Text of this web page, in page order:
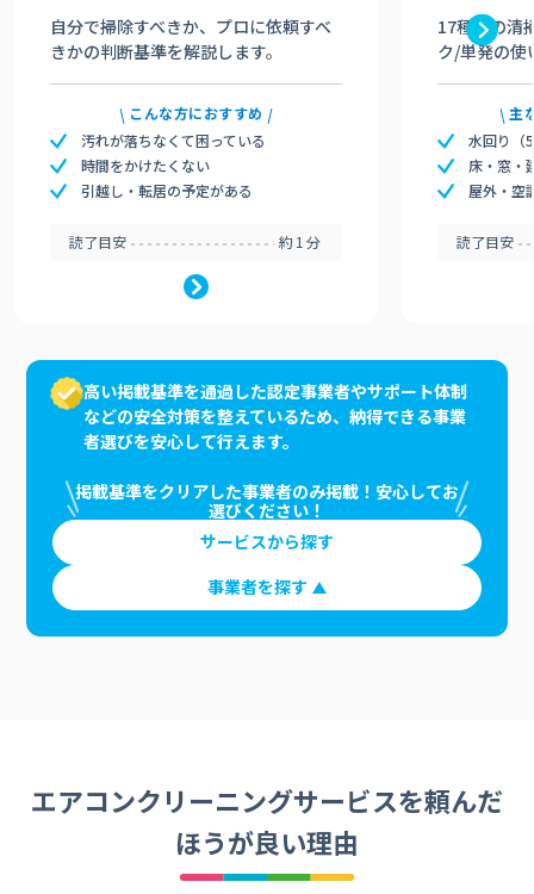
自分で掃除すべきか、プロに依頼すべ
きかの判断基準を解説します。
こんな方におすすめ
汚れが落ちなくて困っている
時間をかけたくない
引越し・転居の予定がある
読了目安 約1分
17種類の清
ク/単発の使
主
水回り（
床・窓・
屋外・空
読了目安
高い掲載基準を通過した認定事業者やサポート体制
などの安全対策を整えているため、納得できる事業
者選びを安心して行えます。
掲載基準をクリアした事業者のみ掲載！安心してお
選びください！
サービスから探す
事業者を探す
エアコンクリーニングサービスを頼んだ
ほうが良い理由